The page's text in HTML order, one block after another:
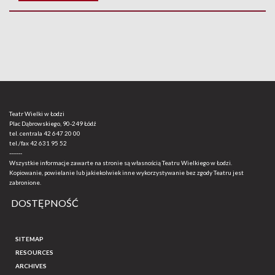
Teatr Wielki w Łodzi
Plac Dąbrowskiego, 90-249 Łódź
tel. centrala 42 647 20 00
tel./fax42 631 95 52
-------
Wszystkie informacje zawarte na stronie są własnością Teatru Wielkiego w Łodzi.
Kopiowanie, powielanie lub jakiekolwiek inne wykorzystywanie bez zgody Teatru jest
zabronione.
DOSTĘPNOŚĆ
SITEMAP
RESOURCES
ARCHIVES